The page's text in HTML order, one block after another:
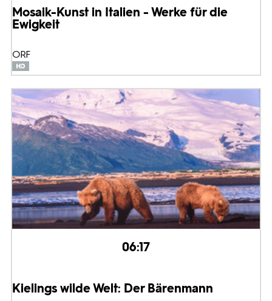
Mosaik-Kunst in Italien - Werke für die
Ewigkeit
ORF
06:17
Kielings wilde Welt: Der Bärenmann